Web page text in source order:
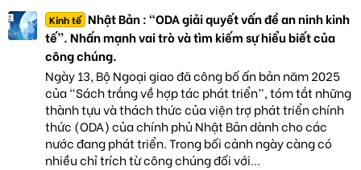
Kinh tế Nhật Bản : “ODA giải quyết vấn đề an ninh kinh
tế”. Nhấn mạnh vai trò và tìm kiếm sự hiểu biết của
công chúng.
Ngày 13, Bộ Ngoại giao đã công bố ấn bản năm 2025
của “Sách trắng về hợp tác phát triển”, tóm tắt những
thành tựu và thách thức của viện trợ phát triển chính
thức (ODA) của chính phủ Nhật Bản dành cho các
nước đang phát triển. Trong bối cảnh ngày càng có
nhiều chỉ trích từ công chúng đối với...